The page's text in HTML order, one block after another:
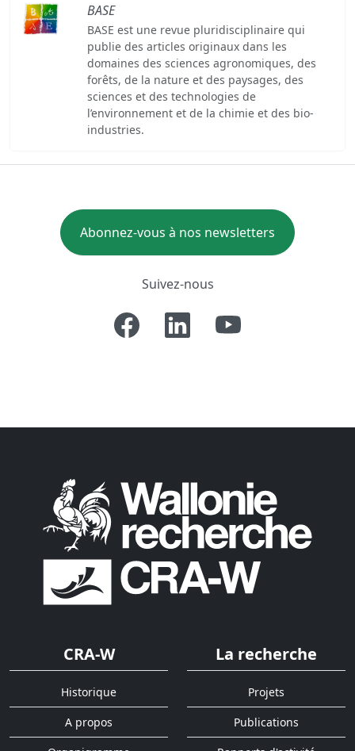
BASE
BASE est une revue pluridisciplinaire qui
publie des articles originaux dans les
domaines des sciences agronomiques, des
forêts, de la nature et des paysages, des
sciences et des technologies de
l’environnement et de la chimie et des bio-
industries.
Abonnez-vous à nos newsletters
Suivez-nous
CRA-W
Historique
A propos
La recherche
Projets
Publications